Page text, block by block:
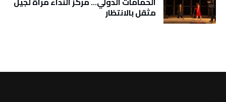
مثقل بالانتظار